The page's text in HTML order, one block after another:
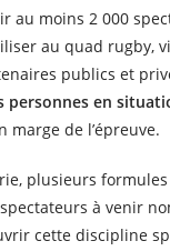
au moins 2 000
au quad rugby,
publics et
personnes en
marge de l’épreuve.
plusieurs
à venir
cette discipline